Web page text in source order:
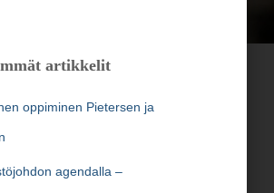
artikkelit
oppiminen Pietersen ja
agendalla –